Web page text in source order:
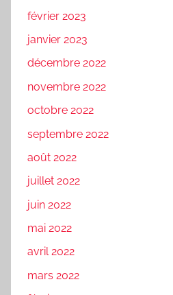
février 2023
janvier 2023
décembre 2022
novembre 2022
octobre 2022
septembre 2022
août 2022
juillet 2022
juin 2022
mai 2022
avril 2022
mars 2022